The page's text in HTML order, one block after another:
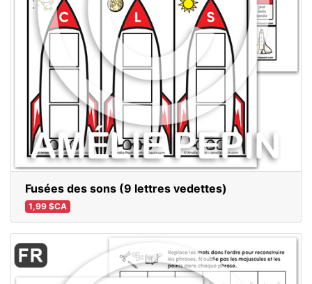
Fusées des sons (9 lettres vedettes)
1,99 $CA